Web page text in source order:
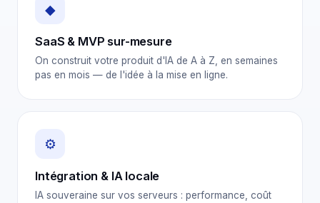
◆
SaaS & MVP sur-mesure
On construit votre produit d'IA de A à Z, en semaines
pas en mois — de l'idée à la mise en ligne.
⚙
Intégration & IA locale
IA souveraine sur vos serveurs : performance, coût